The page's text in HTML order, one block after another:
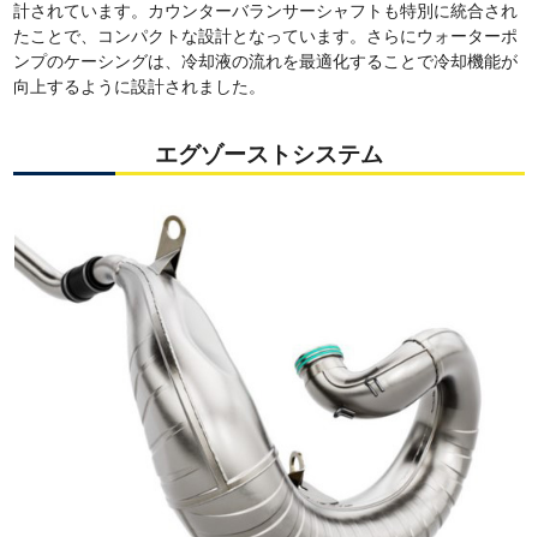
計されています。カウンターバランサーシャフトも特別に統合され
たことで、コンパクトな設計となっています。さらにウォーターポ
ンプのケーシングは、冷却液の流れを最適化することで冷却機能が
向上するように設計されました。
エグゾーストシステム